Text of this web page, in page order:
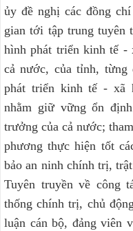
ủy đề nghị các đồng
gian tới tập trung tuyên
hình phát triển kinh tế -
cả nước, của tỉnh, từng
phát triển kinh tế - xã
nhằm giữ vững ổn
trưởng của cả nước;
phương thực hiện tốt
bảo an ninh chính trị,
Tuyên truyền về công
thống chính trị, chủ
luận cán bộ, đảng viên